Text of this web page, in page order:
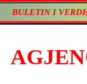
BULETIN I